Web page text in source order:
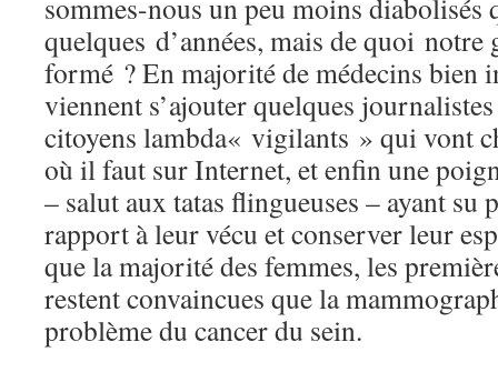
sommes-nous un peu moins diabolisés
quelques d’années, mais de quoi
formé ? En majorité de médecins bien
viennent s’ajouter quelques
citoyens lambda« vigilants » qui vont
où il faut sur Internet, et enfin une
– salut aux tatas flingueuses – ayant su
rapport à leur vécu et conserver leur
que la majorité des femmes, les
restent convaincues que la
problème du cancer du sein.